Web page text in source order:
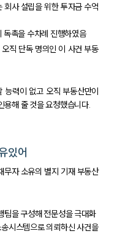
펌
향
사 설립을 위한 투자금 수억
촉을 수차례 진행하였음
직 단독 명의인 이 사건 부동
능력이 없고 오직 부동산만이
용해 줄 것을 요청했습니다.
있어
무자 소유의 별지 기재 부동산
팀을 구성해 전문성을 극대화
시스템으로 의뢰하신 사건을